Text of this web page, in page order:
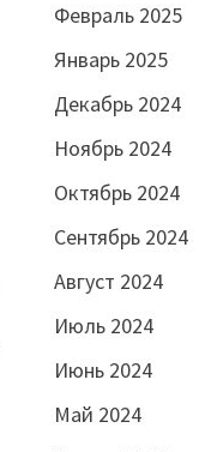
Февраль 2025
Январь 2025
Декабрь 2024
Ноябрь 2024
Октябрь 2024
Сентябрь 2024
Август 2024
Июль 2024
Июнь 2024
Май 2024